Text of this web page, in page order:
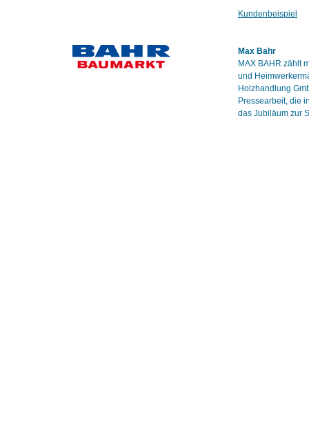
Kundenbeispiel
Max Bahr
MAX BAHR zählt
und
Holzhandlung
Pressearbeit, die
das Jubiläum zur